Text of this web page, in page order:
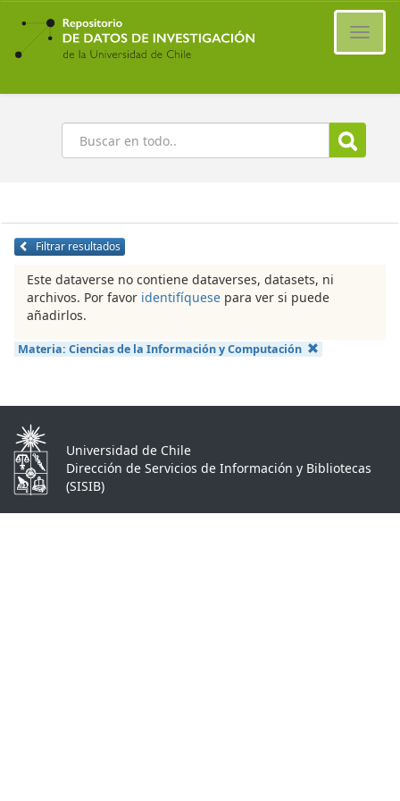
Ir
contenido
principal
Buscar
Filtrar resultados
Este dataverse no contiene dataverses, datasets, ni
archivos. Por favor identifíquese para ver si puede
añadirlos.
Materia: Ciencias de la Información y Computación
Universidad de Chile
Dirección de Servicios de Información y Bibliotecas
(SISIB)